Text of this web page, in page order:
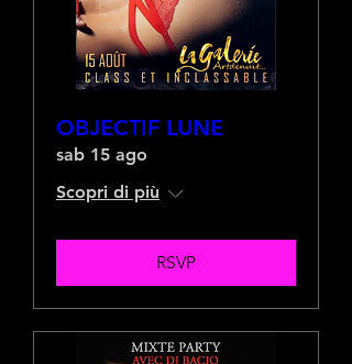
OBJECTIF LUNE
sab 15 ago
Scopri di più
RSVP